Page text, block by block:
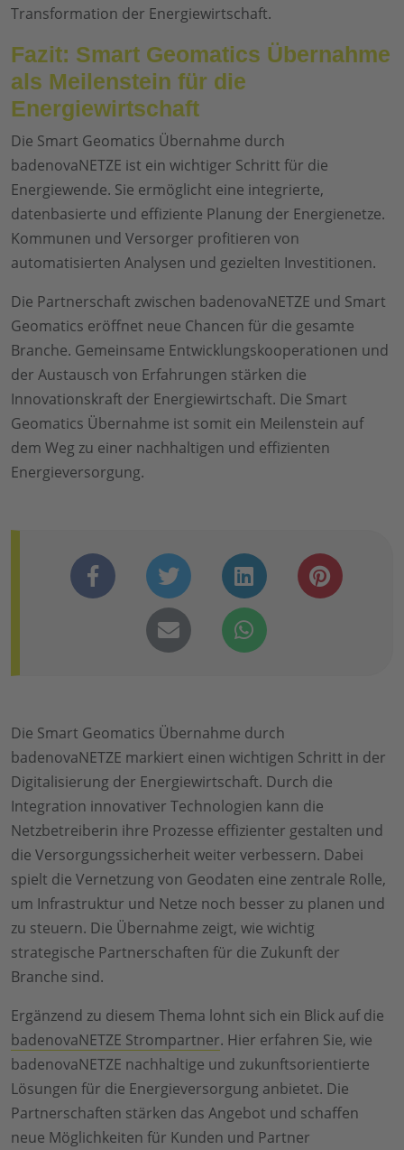
Transformation der Energiewirtschaft.
Fazit: Smart Geomatics Übernahme
als Meilenstein für die
Energiewirtschaft
Die Smart Geomatics Übernahme durch
badenovaNETZE ist ein wichtiger Schritt für die
Energiewende. Sie ermöglicht eine integrierte,
datenbasierte und effiziente Planung der Energienetze.
Kommunen und Versorger profitieren von
automatisierten Analysen und gezielten Investitionen.
Die Partnerschaft zwischen badenovaNETZE und Smart
Geomatics eröffnet neue Chancen für die gesamte
Branche. Gemeinsame Entwicklungskooperationen und
der Austausch von Erfahrungen stärken die
Innovationskraft der Energiewirtschaft. Die Smart
Geomatics Übernahme ist somit ein Meilenstein auf
dem Weg zu einer nachhaltigen und effizienten
Energieversorgung.
Die Smart Geomatics Übernahme durch
badenovaNETZE markiert einen wichtigen Schritt in der
Digitalisierung der Energiewirtschaft. Durch die
Integration innovativer Technologien kann die
Netzbetreiberin ihre Prozesse effizienter gestalten und
die Versorgungssicherheit weiter verbessern. Dabei
spielt die Vernetzung von Geodaten eine zentrale Rolle,
um Infrastruktur und Netze noch besser zu planen und
zu steuern. Die Übernahme zeigt, wie wichtig
strategische Partnerschaften für die Zukunft der
Branche sind.
Ergänzend zu diesem Thema lohnt sich ein Blick auf die
badenovaNETZE Strompartner. Hier erfahren Sie, wie
badenovaNETZE nachhaltige und zukunftsorientierte
Lösungen für die Energieversorgung anbietet. Die
Partnerschaften stärken das Angebot und schaffen
neue Möglichkeiten für Kunden und Partner